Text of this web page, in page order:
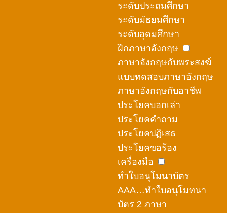
ระดับประถมศึกษา
ระดับมัธยมศึกษา
ระดับอุดมศึกษา
ฝึกภาษาอังกฤษ
ภาษาอังกฤษกับพระสงฆ์
แบบทดสอบภาษาอังกฤษ
ภาษาอังกฤษกับอาชีพ
ประโยคบอกเล่า
ประโยคคำถาม
ประโยคปฏิเสธ
ประโยคขอร้อง
เครื่องมือ
ทำใบอนุโมนาบัตร
AAA…ทำใบอนุโมทนา
บัตร 2 ภาษา